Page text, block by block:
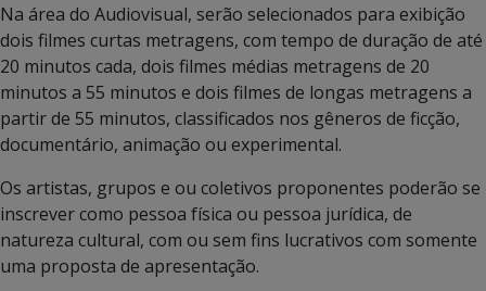
Na área do Audiovisual, serão selecionados para exibição
dois filmes curtas metragens, com tempo de duração de até
20 minutos cada, dois filmes médias metragens de 20
minutos a 55 minutos e dois filmes de longas metragens a
partir de 55 minutos, classificados nos gêneros de ficção,
documentário, animação ou experimental.
Os artistas, grupos e ou coletivos proponentes poderão se
inscrever como pessoa física ou pessoa jurídica, de
natureza cultural, com ou sem fins lucrativos com somente
uma proposta de apresentação.